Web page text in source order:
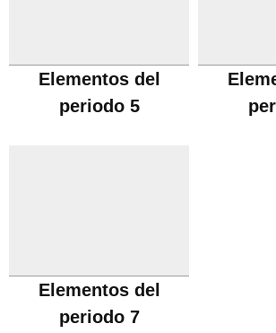
Elementos del
periodo 5
Elementos del
periodo 7